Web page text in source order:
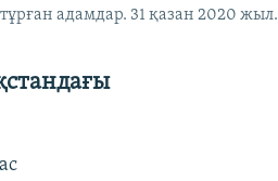
адамдар. 31 қазан 2020 жыл.